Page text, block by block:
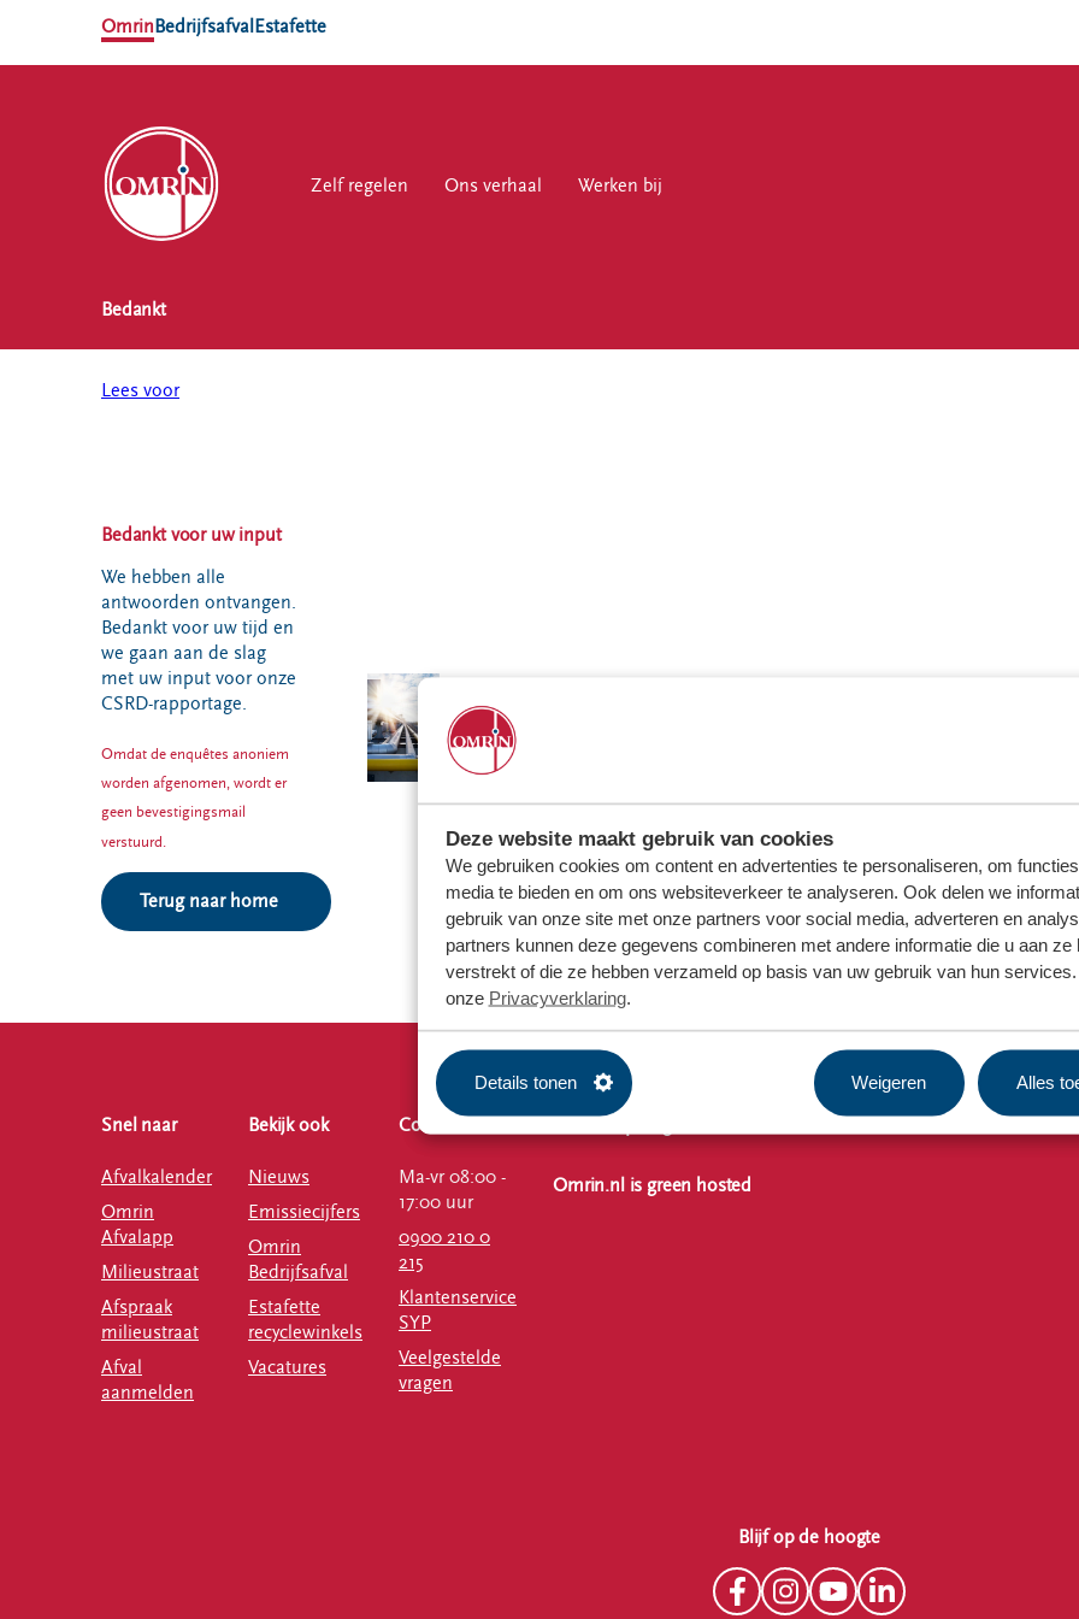
Deze website maakt gebruik van cookies
We gebruiken cookies om content en advertenties te personaliseren, om
media te bieden en om ons websiteverkeer te analyseren. Ook delen we
gebruik van onze site met onze partners voor social media, adverteren en
partners kunnen deze gegevens combineren met andere informatie die u aan ze
verstrekt of die ze hebben verzameld op basis van uw gebruik van hun
onze Privacyverklaring.
Details tonen Weigeren Alles
OmrinBedrijfsafval Estafette
Zelf regelen Ons verhaal Werken bij
Zelf regelen Ons verhaal Werken bij
EN
Milieustraten
aanvragen
Kringloopspullen
Afval aanmelden
Bouwcontainer
Over Omrin
Hier werken
we aan
Ecopark De
Wierde
Reststoffen
Energie
Projecten
Voor gemeentenVoor leveranciers en bezoekers
Bedankt
Lees voor
Bedankt voor uw input
We hebben alle
antwoorden ontvangen.
Bedankt voor uw tijd en
we gaan aan de slag
met uw input voor onze
CSRD-rapportage.
Omdat de enquêtes anoniem
worden afgenomen, wordt er
geen bevestigingsmail
verstuurd.
Terug naar home
Snel naar
Afvalkalender
Omrin
Afvalapp
Milieustraat
Afspraak
milieustraat
Afval
aanmelden
Bekijk ook
Nieuws
Emissiecijfers
Omrin
Bedrijfsafval
Estafette
recyclewinkels
Vacatures
Contact
Ma-vr 08:00 -
17:00 uur
0900 210 0
215
Klantenservice
SYP
Veelgestelde
vragen
Omrin.nl is green hosted
Blijf op de hoogte